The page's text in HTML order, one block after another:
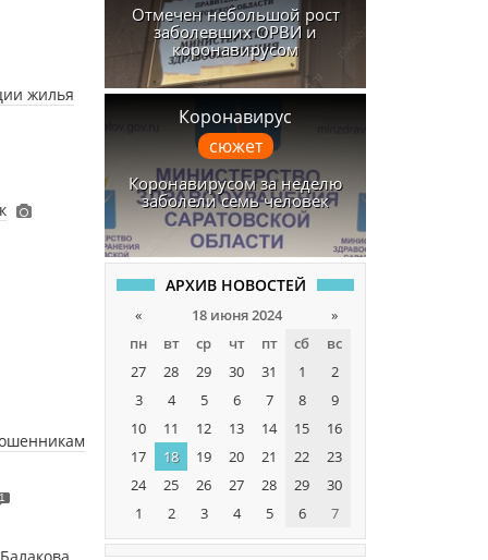
жилья
1
Отмечен небольшой рост
заболевших ОРВИ и
коронавирусом
Коронавирус
сюжет
Коронавирусом за неделю
заболели семь человек
АРХИВ НОВОСТЕЙ
« 18 июня 2024
»
пн
вт ср чт пт сб
вс
27
28 29 30 31 1
2
3
4 5 6 7 8
9
10
11 12 13 14 15
16
17
18 19 20 21 22
23
24
25 26 27 28 29
30
1
2 3 4 5 6 7